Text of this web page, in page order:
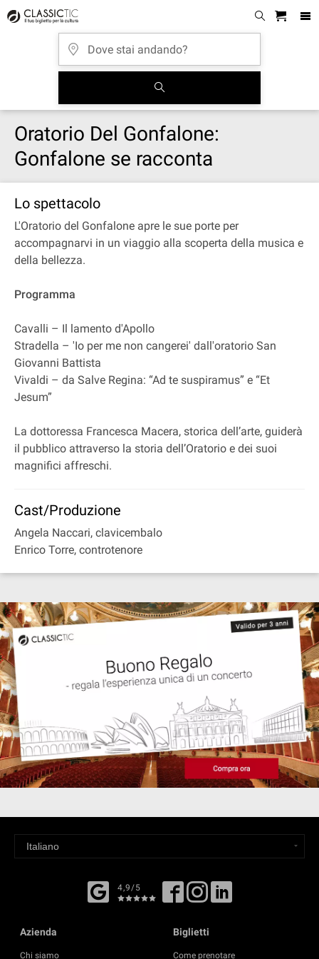
Oratorio Del Gonfalone:
Gonfalone se racconta
Lo spettacolo
L'Oratorio del Gonfalone apre le sue porte per
accompagnarvi in un viaggio alla scoperta della musica e
della bellezza.
Programma
Cavalli – Il lamento d'Apollo
Stradella – 'Io per me non cangerei' dall'oratorio San
Giovanni Battista
Vivaldi – da Salve Regina: “Ad te suspiramus” e “Et
Jesum”
La dottoressa Francesca Macera, storica dell’arte, guiderà
il pubblico attraverso la storia dell’Oratorio e dei suoi
magnifici affreschi.
Cast/Produzione
Angela Naccari, clavicembalo
Enrico Torre, controtenore
4,9/5
Azienda
Chi siamo
Biglietti
Come prenotare